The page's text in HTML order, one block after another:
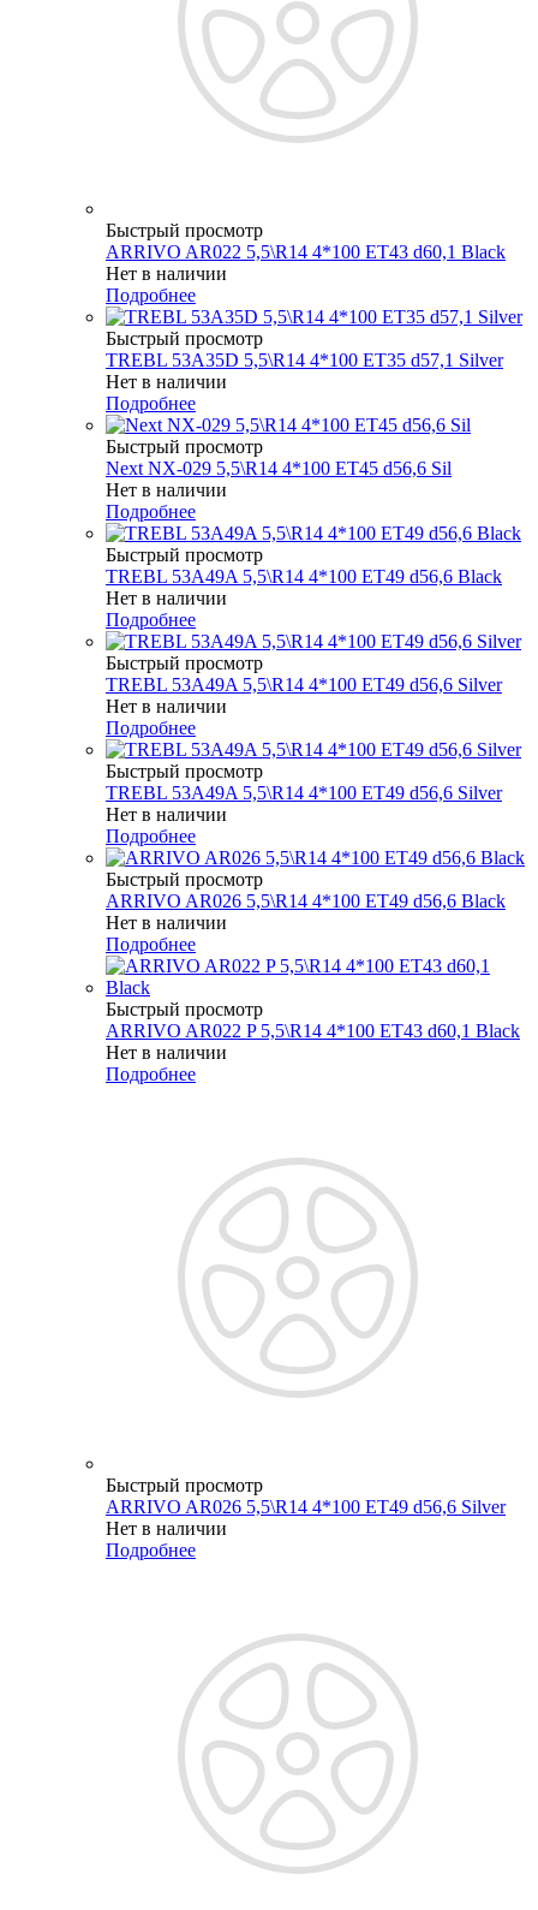
Быстрый просмотр
ARRIVO AR022 5,5\R14 4*100 ET43 d60,1 Black
Нет в наличии
Подробнее
Быстрый просмотр
TREBL 53A35D 5,5\R14 4*100 ET35 d57,1 Silver
Нет в наличии
Подробнее
Быстрый просмотр
Next NX-029 5,5\R14 4*100 ET45 d56,6 Sil
Нет в наличии
Подробнее
Быстрый просмотр
TREBL 53A49A 5,5\R14 4*100 ET49 d56,6 Black
Нет в наличии
Подробнее
Быстрый просмотр
TREBL 53A49A 5,5\R14 4*100 ET49 d56,6 Silver
Нет в наличии
Подробнее
Быстрый просмотр
TREBL 53A49A 5,5\R14 4*100 ET49 d56,6 Silver
Нет в наличии
Подробнее
Быстрый просмотр
ARRIVO AR026 5,5\R14 4*100 ET49 d56,6 Black
Нет в наличии
Подробнее
Быстрый просмотр
ARRIVO AR022 P 5,5\R14 4*100 ET43 d60,1 Black
Нет в наличии
Подробнее
Быстрый просмотр
ARRIVO AR026 5,5\R14 4*100 ET49 d56,6 Silver
Нет в наличии
Подробнее